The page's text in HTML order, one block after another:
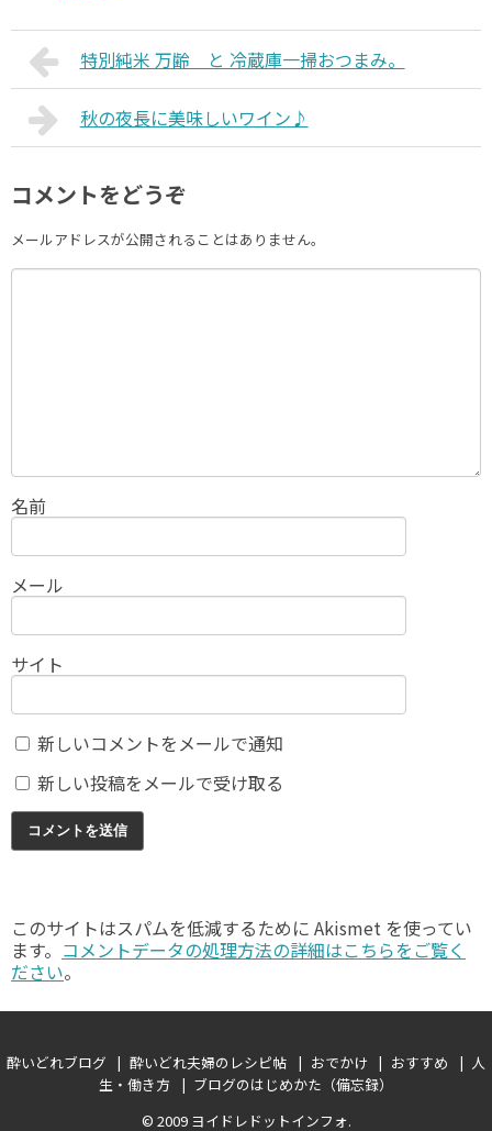
特別純米 万齢 と 冷蔵庫一掃おつまみ。
秋の夜長に美味しいワイン♪
コメントをどうぞ
メールアドレスが公開されることはありません。
名前
メール
サイト
新しいコメントをメールで通知
新しい投稿をメールで受け取る
このサイトはスパムを低減するために Akismet を使ってい
ます。 コメントデータの処理方法の詳細はこちらをご覧く
ださい。
酔いどれブログ 酔いどれ夫婦のレシピ帖 おでかけ おすすめ
人
生・働き方
ブログのはじめかた（備忘録）
© 2009 ヨイドレドットインフォ.